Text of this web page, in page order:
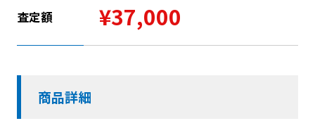
査定額 ¥37,000
商品詳細